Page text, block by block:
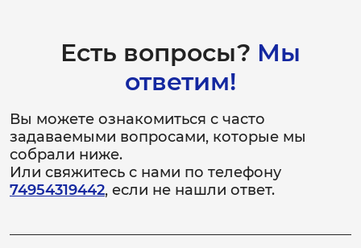
2-3 часа
от 2 500 ₽
1-1.5 часа
от 2 000 ₽
Ремонт шлейфа
Есть вопросы? Мы
ответим!
Вы можете ознакомиться с часто
задаваемыми вопросами, которые мы
собрали ниже.
Или свяжитесь с нами по телефону
74954319442, если не нашли ответ.